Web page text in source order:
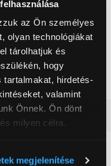
az Ön személyes
olyan technológiákat
tárolhatjuk és
hogy
tartalmakat, hirdetés-
valamint
Önnek. Ön dönt
milyen célra.
megjelenítése